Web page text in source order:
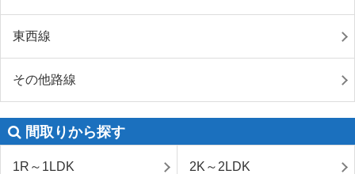
東西線
その他路線
間取りから探す
1R～1LDK 2K～2LDK